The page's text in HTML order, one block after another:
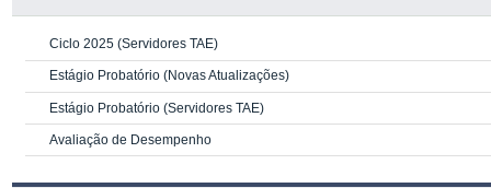
Ciclo 2025 (Servidores TAE)
Estágio Probatório (Novas Atualizações)
Estágio Probatório (Servidores TAE)
Avaliação de Desempenho